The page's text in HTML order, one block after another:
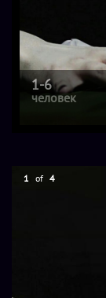
1-6
человек
1 of 4